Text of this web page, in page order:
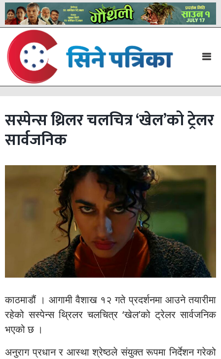
सस्पेन्स थ्रिलर चलचित्र ‘खेल’को ट्रेलर
सार्वजनिक
काठमाडौं । आगामी वैशाख १२ गते प्रदर्शनमा आउने तयारीमा
रहेको सस्पेन्स थ्रिलर चलचित्र ‘खेल’को ट्रेलर सार्वजनिक
भएको छ ।
अनुराग प्रधान र आस्था श्रेष्ठले संयुक्त रूपमा निर्देशन गरेको